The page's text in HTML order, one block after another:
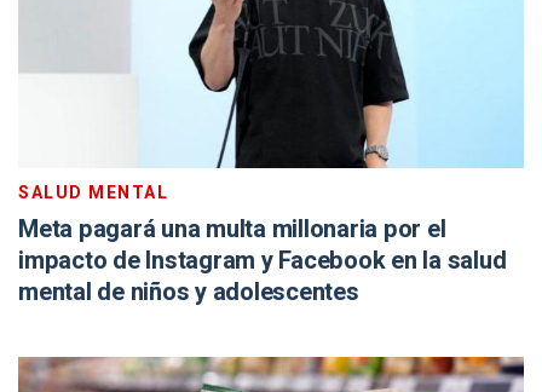
SALUD MENTAL
Meta pagará una multa millonaria por el
impacto de Instagram y Facebook en la salud
mental de niños y adolescentes